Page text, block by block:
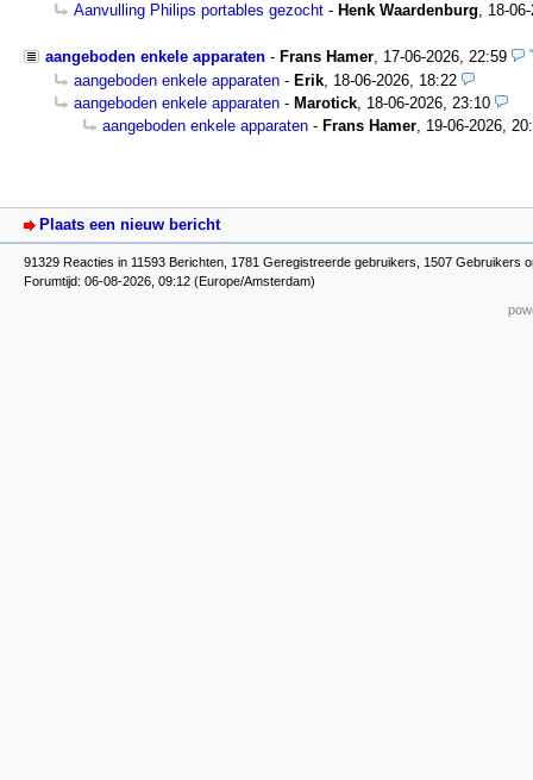
Aanvulling Philips portables gezocht - Henk Waardenburg, 18-
aangeboden enkele apparaten - Frans Hamer, 17-06-2026, 22:59
aangeboden enkele apparaten - Erik, 18-06-2026, 18:22
aangeboden enkele apparaten - Marotick, 18-06-2026, 23:10
aangeboden enkele apparaten - Frans Hamer, 19-06-2026,
Plaats een nieuw bericht
91329 Reacties in 11593 Berichten, 1781 Geregistreerde gebruikers, 1507 Gebruikers
Forumtijd: 06-08-2026, 09:12 (Europe/Amsterdam)